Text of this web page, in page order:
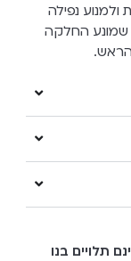
נפילה
שמונע החלקה
תלויים בנו